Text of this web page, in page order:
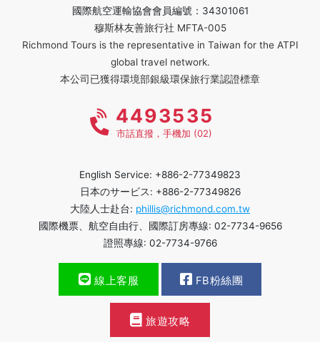
國際航空運輸協會會員編號：34301061
穆斯林友善旅行社 MFTA-005
Richmond Tours is the representative in Taiwan for the ATPI
global travel network.
本公司已獲得環境部銀級環保旅行業認證標章
4493535
市話直撥，手機加 (02)
English Service: +886-2-77349823
日本のサービス: +886-2-77349826
大陸人士赴台: phillis@richmond.com.tw
國際機票、航空自由行、國際訂房專線: 02-7734-9656
證照專線: 02-7734-9766
線上客服 FB粉絲團
旅遊攻略